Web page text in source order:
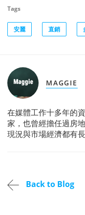
Tags
安麗 直銷
MAGGIE
在媒體工作十多年的
家，也曾經擔任過房
現況與市場經濟都有
Back to Blog